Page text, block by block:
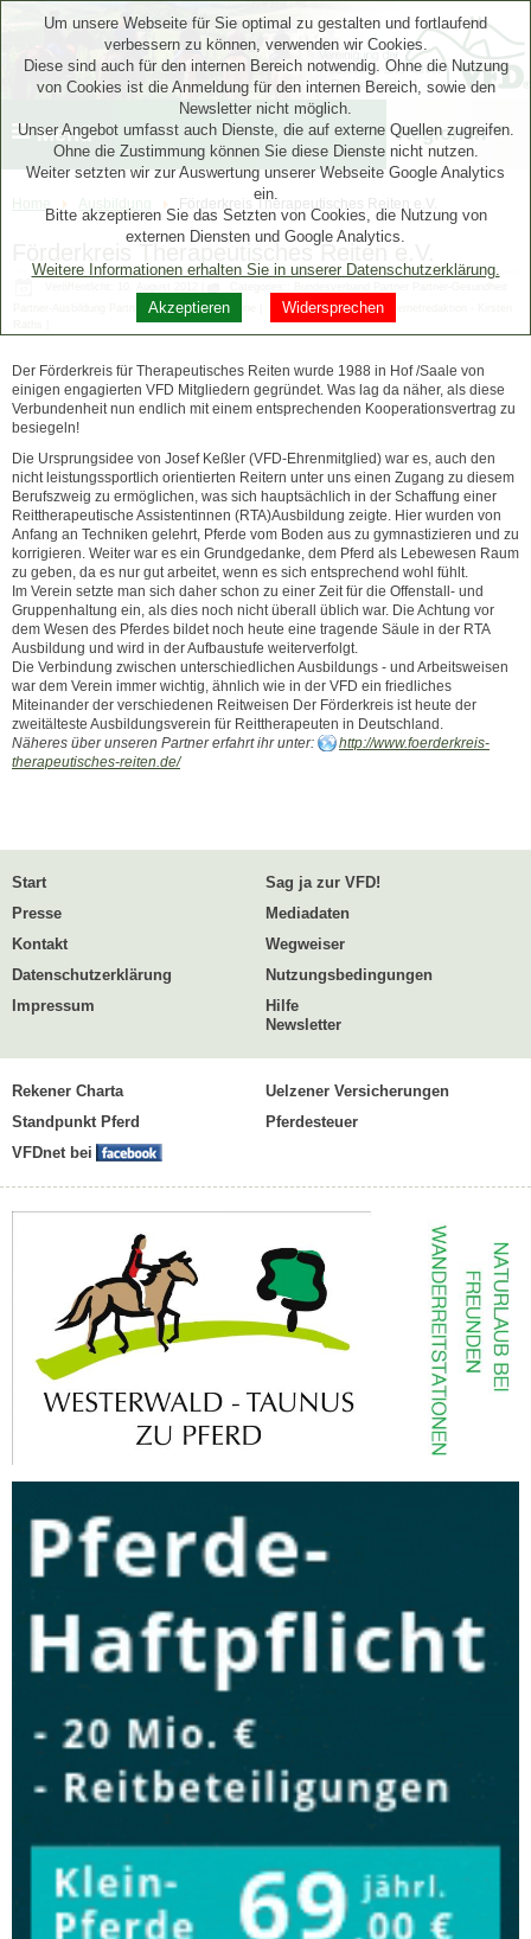
Menü Regionen
Home Ausbildung Förderkreis Therapeutisches Reiten e.V.
Förderkreis Therapeutisches Reiten e.V.
Partner-Verbände und Vereine
Geschrieben von Internetredaktion - Kirsten
Der Förderkreis für Therapeutisches Reiten wurde 1988 in Hof /Saale von
einigen engagierten VFD Mitgliedern gegründet. Was lag da näher, als diese
Verbundenheit nun endlich mit einem entsprechenden Kooperationsvertrag zu
besiegeln!
Die Ursprungsidee von Josef Keßler (VFD-Ehrenmitglied) war es, auch den
nicht leistungssportlich orientierten Reitern unter uns einen Zugang zu diesem
Berufszweig zu ermöglichen, was sich hauptsächlich in der Schaffung einer
Reittherapeutische Assistentinnen (RTA)Ausbildung zeigte. Hier wurden von
Anfang an Techniken gelehrt, Pferde vom Boden aus zu gymnastizieren und zu
korrigieren. Weiter war es ein Grundgedanke, dem Pferd als Lebewesen Raum
zu geben, da es nur gut arbeitet, wenn es sich entsprechend wohl fühlt.
Im Verein setzte man sich daher schon zu einer Zeit für die Offenstall- und
Gruppenhaltung ein, als dies noch nicht überall üblich war. Die Achtung vor
dem Wesen des Pferdes bildet noch heute eine tragende Säule in der RTA
Ausbildung und wird in der Aufbaustufe weiterverfolgt.
Die Verbindung zwischen unterschiedlichen Ausbildungs - und Arbeitsweisen
war dem Verein immer wichtig, ähnlich wie in der VFD ein friedliches
Miteinander der verschiedenen Reitweisen Der Förderkreis ist heute der
zweitälteste Ausbildungsverein für Reittherapeuten in Deutschland.
Näheres über unseren Partner erfahrt ihr unter:
http://www.foerderkreis-
therapeutisches-reiten.de/
Start
Sag ja zur VFD!
Presse
Mediadaten
Kontakt
Wegweiser
Datenschutzerklärung
Nutzungsbedingungen
Impressum
Hilfe
Newsletter
Rekener Charta
Uelzener Versicherungen
Standpunkt Pferd
Pferdesteuer
VFDnet bei
Um unsere Webseite für Sie optimal zu gestalten und fortlaufend
verbessern zu können, verwenden wir Cookies.
Diese sind auch für den internen Bereich notwendig. Ohne die Nutzung
von Cookies ist die Anmeldung für den internen Bereich, sowie den
Newsletter nicht möglich.
Unser Angebot umfasst auch Dienste, die auf externe Quellen zugreifen.
Ohne die Zustimmung können Sie diese Dienste nicht nutzen.
Weiter setzten wir zur Auswertung unserer Webseite Google Analytics
ein.
Bitte akzeptieren Sie das Setzten von Cookies, die Nutzung von
externen Diensten und Google Analytics.
Weitere Informationen erhalten Sie in unserer Datenschutzerklärung.
Akzeptieren Widersprechen